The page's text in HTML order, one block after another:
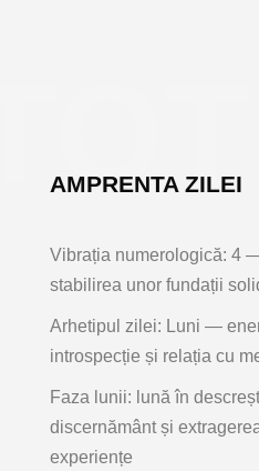
AMPRENTA ZILEI
Vibrația numerologică: 4 —
stabilirea unor fundații
Arhetipul zilei: Luni —
introspecție și relația cu
Faza lunii: lună în
discernământ și
experiențe